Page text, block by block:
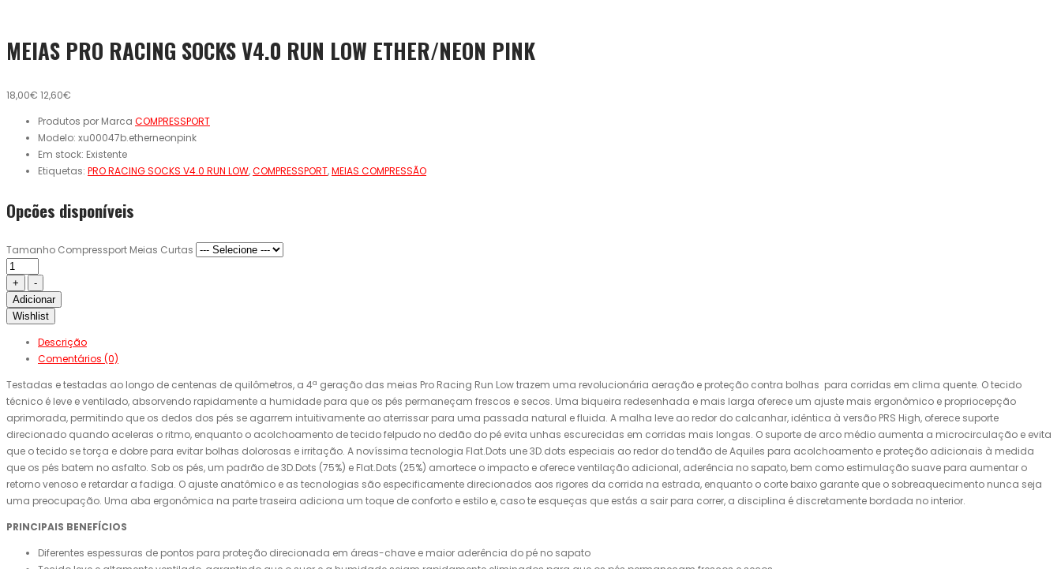
MEIAS PRO RACING SOCKS V4.0 RUN LOW ETHER/NEON PINK
18,00€ 12,60€
Produtos por Marca COMPRESSPORT
Modelo: xu00047b.etherneonpink
Em stock: Existente
Etiquetas: PRO RACING SOCKS V4.0 RUN LOW,COMPRESSPORT,MEIAS COMPRESSÃO
Opcões disponíveis
Tamanho Compressport Meias Curtas
Adicionar
Wishlist
Descrição
Comentários (0)
Testadas e testadas ao longo de centenas de quilômetros, a 4ª geração das meias Pro Racing Run Low trazem uma revolucionária aeração e proteção contra bolhas para corridas em clima quente. O tecido
técnico é leve e ventilado, absorvendo rapidamente a humidade para que os pés permaneçam frescos e secos. Uma biqueira redesenhada e mais larga oferece um ajuste mais ergonômico e propriocepção
aprimorada, permitindo que os dedos dos pés se agarrem intuitivamente ao aterrissar para uma passada natural e fluida. A malha leve ao redor do calcanhar, idêntica à versão PRS High, oferece suporte
direcionado quando aceleras o ritmo, enquanto o acolchoamento de tecido felpudo no dedão do pé evita unhas escurecidas em corridas mais longas. O suporte de arco médio aumenta a microcirculação e evita
que o tecido se torça e dobre para evitar bolhas dolorosas e irritação. A novíssima tecnologia Flat.Dots une 3D.dots especiais ao redor do tendão de Aquiles para acolchoamento e proteção adicionais à medida
que os pés batem no asfalto. Sob os pés, um padrão de 3D.Dots (75%) e Flat.Dots (25%) amortece o impacto e oferece ventilação adicional, aderência no sapato, bem como estimulação suave para aumentar o
retorno venoso e retardar a fadiga. O ajuste anatômico e as tecnologias são especificamente direcionados aos rigores da corrida na estrada, enquanto o corte baixo garante que o sobreaquecimento nunca seja
uma preocupação. Uma aba ergonômica na parte traseira adiciona um toque de conforto e estilo e, caso te esqueças que estás a sair para correr, a disciplina é discretamente bordada no interior.
PRINCIPAIS BENEFÍCIOS
Diferentes espessuras de pontos para proteção direcionada em áreas-chave e maior aderência do pé no sapato